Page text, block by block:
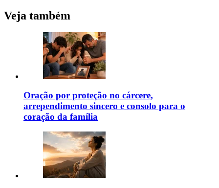
Veja também
Oração por proteção no cárcere,
arrependimento sincero e consolo para o
coração da família